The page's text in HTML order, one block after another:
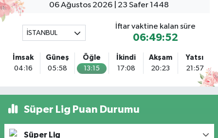
0 (216) 504 24 53 Yol Tarifi Al
Bulvar Eczanesi
geçtikten sonra Harman Mobilya arkası, Tulumba mevki, ECZANELER
BÖLGESİ (GÜNEŞ, BULVAR, ÇİĞDEM, DEVA ECZANELERİ) eski gazi sağlık
Halıcıoğlu Eczanesi
Halıcıoğlu Mahallesi Tunç Sokak 1 A Çıksalın,Alev Ofluoğlu Semt Konağı
yanı
06 Ağustos 2026 | 23 Safer 1448
İSTANBUL
İftar vaktine kalan süre
06:49:51
İmsak
04:16
Güneş
05:58
Öğle
13:15
İkindi
17:08
Akşam
20:23
Yatsı
21:57
Süper Lig Puan Durumu
Süper Lig